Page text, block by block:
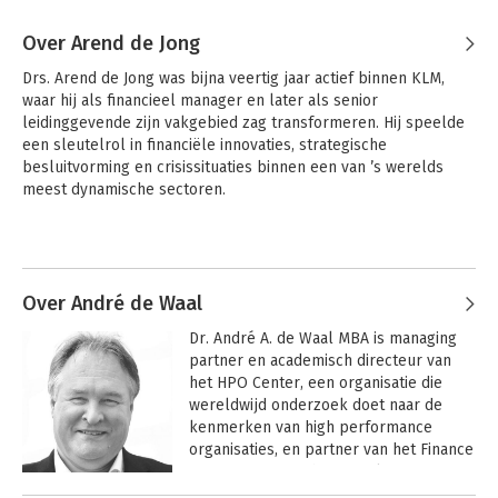
Over Arend de Jong
Drs. Arend de Jong was bijna veertig jaar actief binnen KLM,
waar hij als financieel manager en later als senior
leidinggevende zijn vakgebied zag transformeren. Hij speelde
een sleutelrol in financiële innovaties, strategische
besluitvorming en crisissituaties binnen een van ’s werelds
meest dynamische sectoren.
Over André de Waal
Dr. André A. de Waal MBA is managing
partner en academisch directeur van
het HPO Center, een organisatie die
wereldwijd onderzoek doet naar de
kenmerken van high performance
organisaties, en partner van het Finance
Center, een organisatie die zich